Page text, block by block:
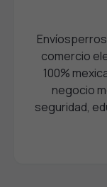
comercio
100%
negocio
seguridad,